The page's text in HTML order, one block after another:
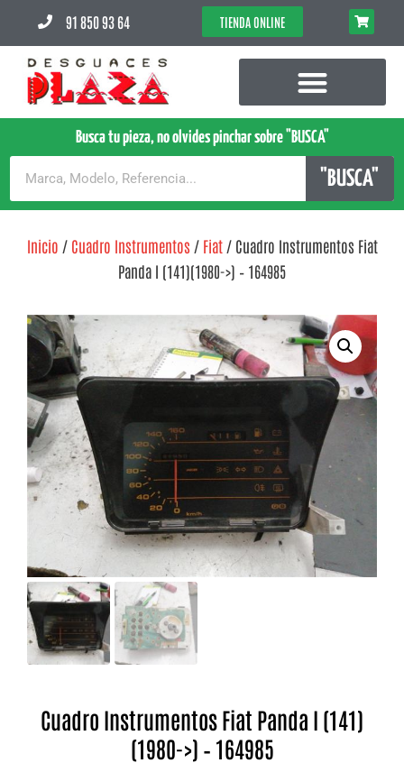
91 850 93 64 TIENDA ONLINE
Busca tu pieza, no olvides pinchar sobre "BUSCA"
"BUSCA"
Inicio / Cuadro Instrumentos / Fiat/ Cuadro Instrumentos Fiat
Panda I (141)(1980->) – 164985
Cuadro Instrumentos Fiat Panda I (141)
(1980->) – 164985